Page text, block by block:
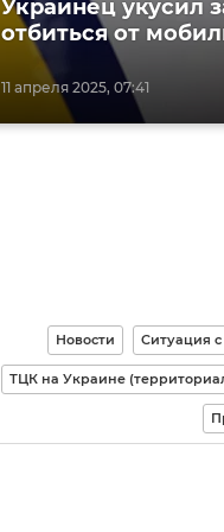
11 апреля 2025, 07:41
Украинец укусил
отбиться от
Новости Ситуация
ТЦК на Украине